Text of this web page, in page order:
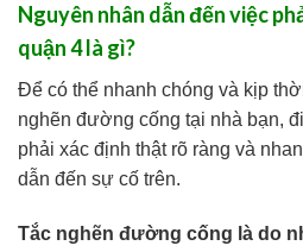
Nguyên nhân dẫn đến việc
quận 4 là gì?
Để có thể nhanh chóng và kịp
nghẽn đường cống tại nhà bạn,
phải xác định thật rõ ràng và
dẫn đến sự cố trên.
Tắc nghẽn đường cống là do